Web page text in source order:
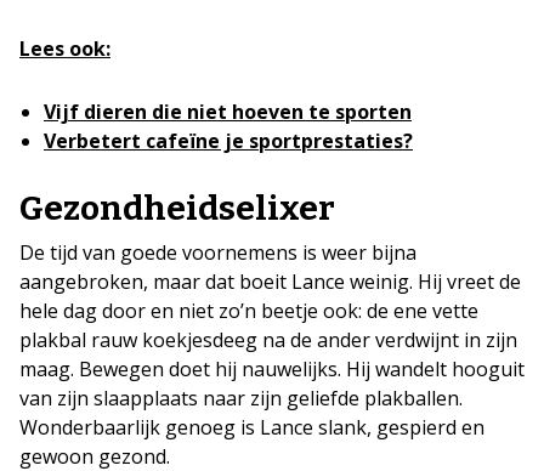
Lees ook:
Vijf dieren die niet hoeven te sporten
Verbetert cafeïne je sportprestaties?
Gezondheidselixer
De tijd van goede voornemens is weer bijna
aangebroken, maar dat boeit Lance weinig. Hij vreet de
hele dag door en niet zo’n beetje ook: de ene vette
plakbal rauw koekjesdeeg na de ander verdwijnt in zijn
maag. Bewegen doet hij nauwelijks. Hij wandelt hooguit
van zijn slaapplaats naar zijn geliefde plakballen.
Wonderbaarlijk genoeg is Lance slank, gespierd en
gewoon gezond.